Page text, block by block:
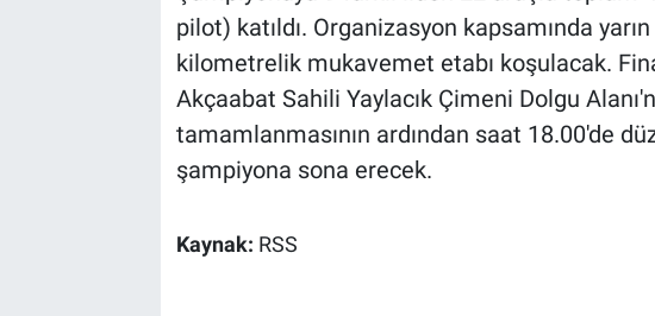
pilot) katıldı. Organizasyon kapsamında
kilometrelik mukavemet etabı koşulacak.
Akçaabat Sahili Yaylacık Çimeni Dolgu
tamamlanmasının ardından saat 18.00'de
şampiyona sona erecek.
Kaynak: RSS